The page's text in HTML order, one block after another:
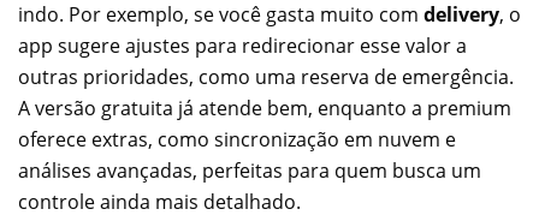
indo. Por exemplo, se você gasta muito com delivery, o
app sugere ajustes para redirecionar esse valor a
outras prioridades, como uma reserva de emergência.
A versão gratuita já atende bem, enquanto a premium
oferece extras, como sincronização em nuvem e
análises avançadas, perfeitas para quem busca um
controle ainda mais detalhado.